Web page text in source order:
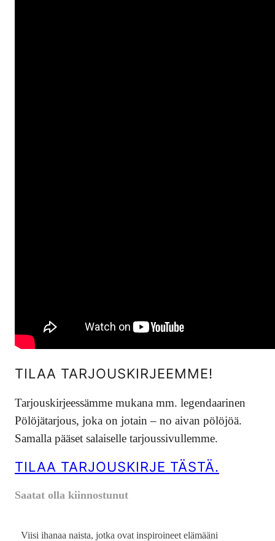
TILAA TARJOUSKIRJEEMME!
Tarjouskirjeessämme mukana mm. legendaarinen
Pölöjätarjous, joka on jotain – no aivan pölöjöä.
Samalla pääset salaiselle tarjoussivullemme.
TILAA TARJOUSKIRJE TÄSTÄ.
Saatat olla kiinnostunut
Viisi ihanaa naista, jotka ovat inspiroineet elämääni